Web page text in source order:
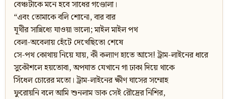
বেঞ্চটাকে মনে হবে সাধের গণ্ডোলা।
“এবং তোমাকে বলি শোনো, বার বার
যূথীর সান্নিধ্যে যাওয়া ভালো; মাইল মাইল পথ
বেলা-অবেলায় হেঁটে দেখেছিতো শেষে
সে-পথ কোথায় নিয়ে যায়, কী কল্যাণ হাতে আসে! ট্রাম-লাইনের ধারে
সুকৌশলে হয়তোবা, অপঘাত যেখানে গা ঢাকা দিয়ে থাকে
সিঁধেল চোরের মতো। ট্রাম-লাইনের ক্ষীণ ঘাসের সম্মোহ
ফুরোয়নি বলে আমি শুনলাম ডাক সেই রৌদ্রের নিশির,